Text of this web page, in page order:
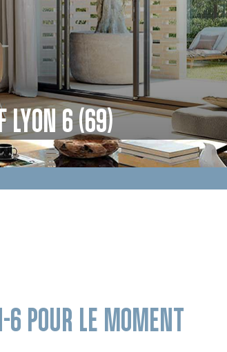
LYON 6 (69)
6 POUR LE MOMENT